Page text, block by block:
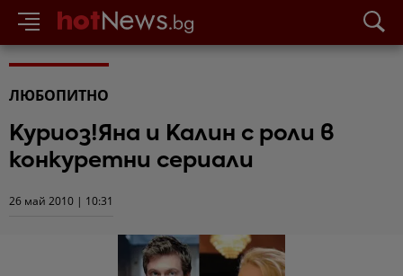
ЛЮБОПИТНО
Куриоз!Яна и Калин с роли в
конкуретни сериали
26 май 2010 | 10:31